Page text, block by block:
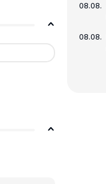
08.08.
08.08.